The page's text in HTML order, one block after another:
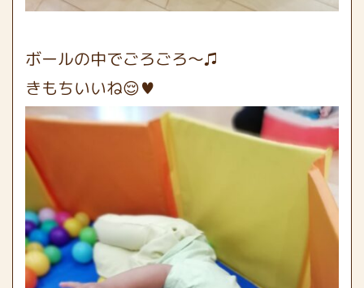
ボールの中でごろごろ〜♫
きもちいいね😌♥